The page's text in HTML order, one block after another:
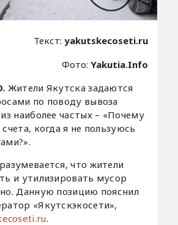
Текст:yakutskecoseti.ru
Фото:Yakutia.Info
Жители Якутска задаются
по поводу вывоза
наиболее частых – «Почему
когда я не пользуюсь
что жители
и утилизировать мусор
Данную позицию пояснил
«Якутскэкосети»,
.